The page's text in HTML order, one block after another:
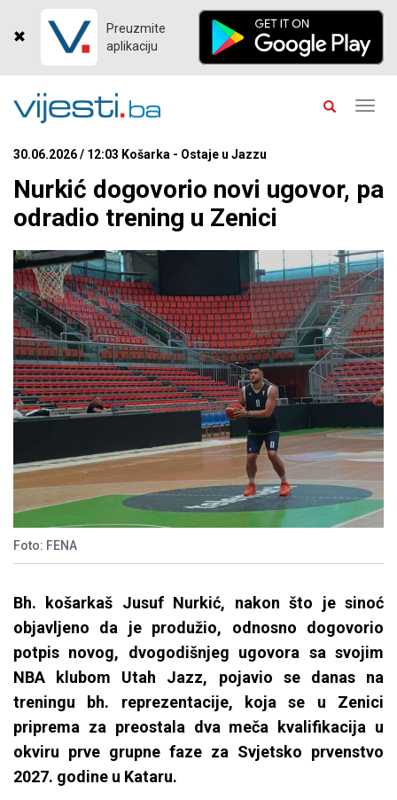
Preuzmite
aplikaciju
30.06.2026 / 12:03 Košarka - Ostaje u Jazzu
Nurkić dogovorio novi ugovor, pa
odradio trening u Zenici
Foto: FENA
Bh. košarkaš Jusuf Nurkić, nakon što je sinoć
objavljeno da je produžio, odnosno dogovorio
potpis novog, dvogodišnjeg ugovora sa svojim
NBA klubom Utah Jazz, pojavio se danas na
treningu bh. reprezentacije, koja se u Zenici
priprema za preostala dva meča kvalifikacija u
okviru prve grupne faze za Svjetsko prvenstvo
2027. godine u Kataru.